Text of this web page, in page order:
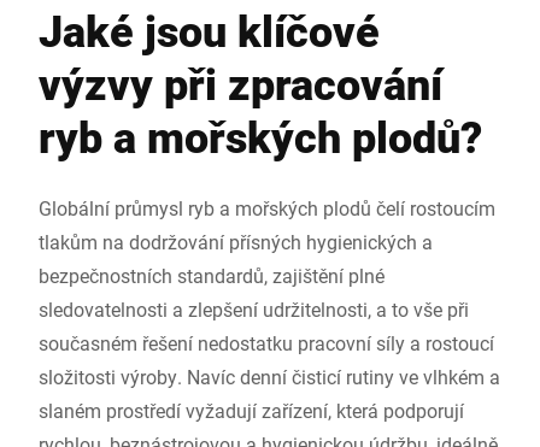
Jaké jsou klíčové
výzvy při zpracování
ryb a mořských plodů?
Globální průmysl ryb a mořských plodů čelí rostoucím
tlakům na dodržování přísných hygienických a
bezpečnostních standardů, zajištění plné
sledovatelnosti a zlepšení udržitelnosti, a to vše při
současném řešení nedostatku pracovní síly a rostoucí
složitosti výroby. Navíc denní čisticí rutiny ve vlhkém a
slaném prostředí vyžadují zařízení, která podporují